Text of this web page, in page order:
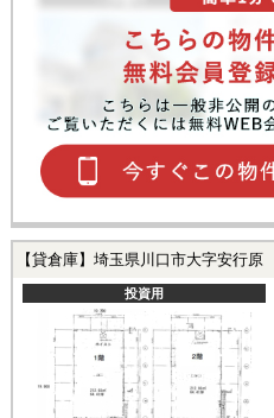
【貸倉庫】埼玉県川口市大字安行
投資用